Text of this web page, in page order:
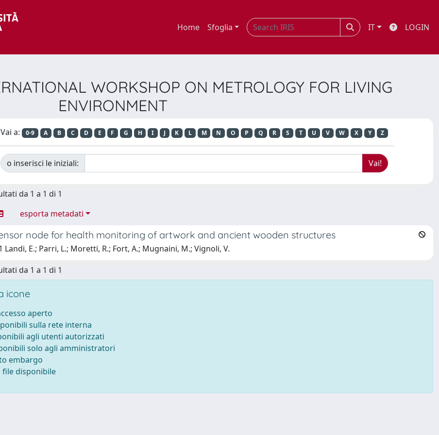
Home Sfoglia IT LOGIN
WORKSHOP ON METROLOGY FOR LIVING
ENVIRONMENT
Vai a: 0-9 A B C D E F G H I J K L M N O P Q R S T U V W X Y Z
o inserisci le iniziali:
da 1 a 1 di 1
esporta metadati
node for health monitoring of artwork and ancient wooden structures
Landi, E.; Parri, L.; Moretti, R.; Fort, A.; Mugnaini, M.; Vignoli, V.
da 1 a 1 di 1
icone
aperto
sulla rete interna
agli utenti autorizzati
solo agli amministratori
embargo
file disponibile